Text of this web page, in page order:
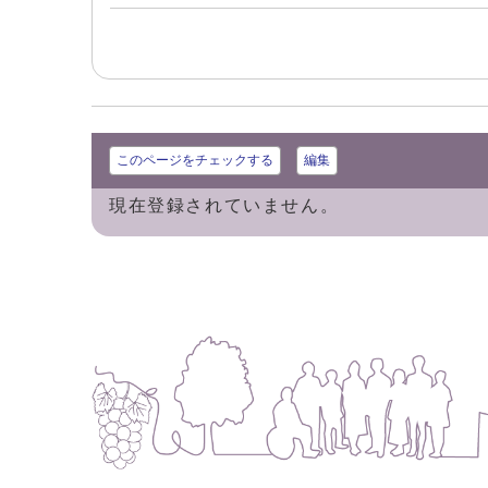
このページをチェックする 編集
現在登録されていません。